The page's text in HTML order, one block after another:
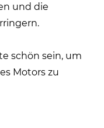
und die
schön sein, um
Motors zu